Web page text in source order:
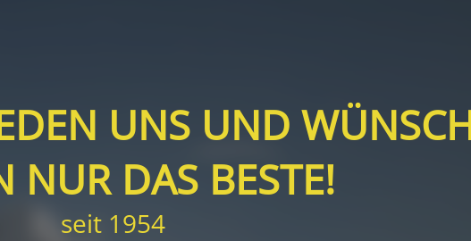
UNS UND
NUR DAS BESTE!
seit 1954